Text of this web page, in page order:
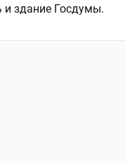
и здание Госдумы.